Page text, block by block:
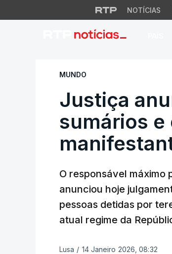
NOTÍCIAS
Justiça
MUNDO
Justiça
sumários e
O responsável máximo
anunciou hoje
pessoas detidas por
atual regime da
Lusa / 14 Janeiro 2026, 08:32